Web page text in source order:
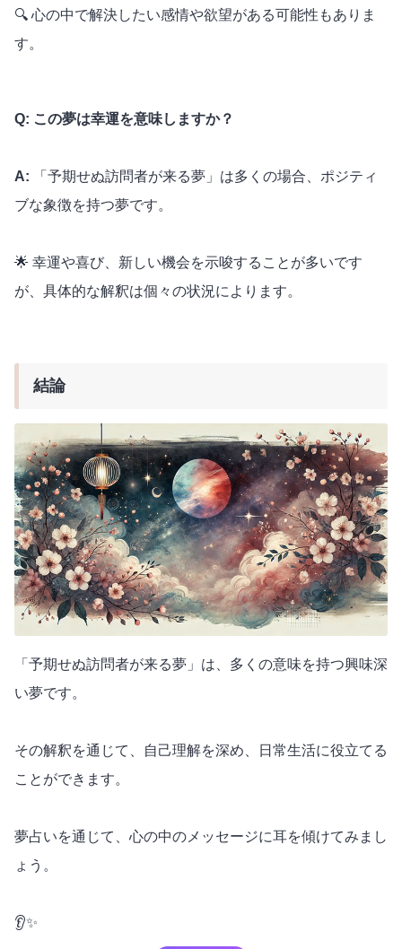
🔍 心の中で解決したい感情や欲望がある可能性もありま
す。
Q: この夢は幸運を意味しますか？
A:
「予期せぬ訪問者が来る夢」は多くの場合、ポジティ
ブな象徴を持つ夢です。
🌟 幸運や喜び、新しい機会を示唆することが多いです
が、具体的な解釈は個々の状況によります。
結論
「予期せぬ訪問者が来る夢」は、多くの意味を持つ興味深
い夢です。
その解釈を通じて、自己理解を深め、日常生活に役立てる
ことができます。
夢占いを通じて、心の中のメッセージに耳を傾けてみまし
ょう。
👂✨